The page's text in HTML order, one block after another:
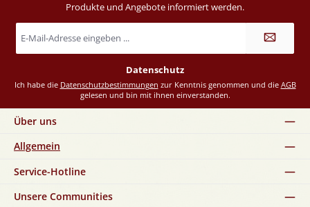
Produkte und Angebote informiert werden.
E-
Mail-
Datenschutz
Ich habe die Datenschutzbestimmungen zur Kenntnis genommen und die AGB
gelesen und bin mit ihnen einverstanden.
Über uns
Allgemein
Service-Hotline
Unsere Communities